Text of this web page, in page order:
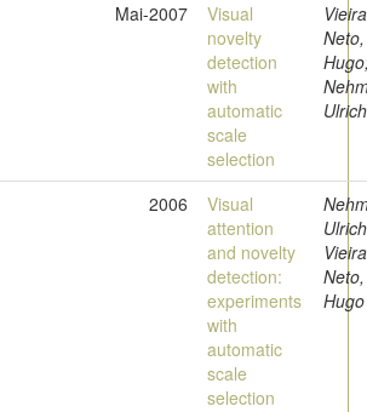
Mai-2007
Visual
novelty
detection
with
automatic
scale
selection
Vieira
Neto,
Ulrich
2006
Visual
attention
and novelty
detection:
experiments
with
automatic
scale
selection
Vieira
Neto,
Hugo